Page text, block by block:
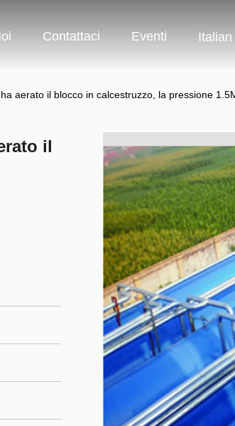
Contattaci Eventi Italian
aerato il blocco in calcestruzzo, la pressione
il